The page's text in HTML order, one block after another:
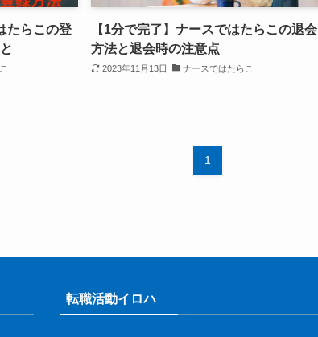
たらこの登
【1分で完了】ナースではたらこの退会
方法と退会時の注意点
2023年11月13日 ナースではたらこ
1
転職活動イロハ